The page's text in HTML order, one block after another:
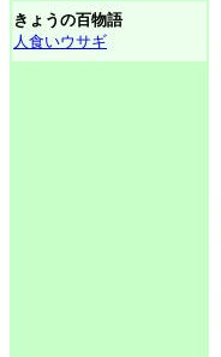
きょうの百物語
人食いウサギ